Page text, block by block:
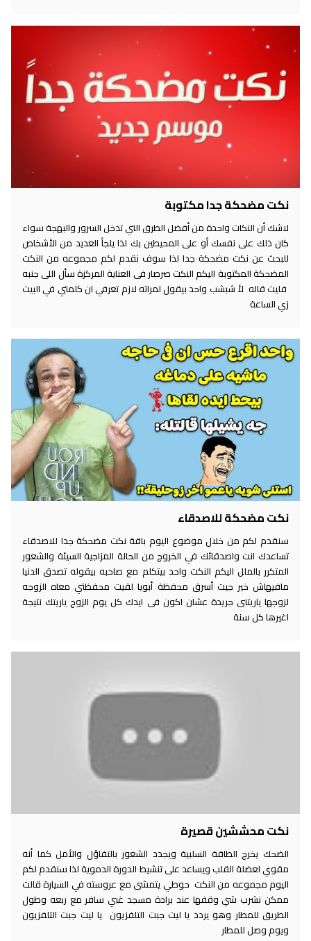
نكت مضحكة جدا مكتوبة
لاشك أن النكات واحدة من أفضل الطرق التي تدخل السرور والبهجة سواء
كان ذلك على نفسك أو على المحيطين بك لذا يلجأ العديد من الأشخاص
للبحث عن نكت مضحكة جدا لذا سوف نقدم لكم مجموعه من النكت
المضحكة المكتوبة اليكم النكت صرصار فى العناية المركزة سأل اللى جنبه
فليت قاله لأ شبشب واحد بيقول لمراته لازم تعرفي ان كلمتي في البيت
زي الساعة
نكت مضحكة للاصدقاء
سنقدم لكم من خلال موضوع اليوم باقة نكت مضحكة جدا للاصدقاء
تساعدك انت واصدقائك في الخروج من الحالة المزاجية السيئة والشعور
المتكرر بالملل اليكم النكت واحد بيتكلم مع صاحبه بيقوله تصدق الدنيا
مافيهاش خير جيت أسرق محفظة أبويا لقيت محفظتي معاه الزوجه
لزوجها ياريتنى جريدة عشان اكون فى ايدك كل يوم الزوج ياريتك نتيجة
اغيرها كل سنة
نكت محششين قصيرة
الضحك يخرج الطاقة السلبية ويجدد الشعور بالتفاؤل والأمل كما أنه
مقوي لعضلة القلب ويساعد على تنشيط الدورة الدموية لذا سنقدم لكم
اليوم مجموعه من النكت حوطي يتمشى مع عروسته في السيارة قالت
ممكن نشرب شي وقفها عند برادة مسجد غبي سافر مع ربعه وطول
الطريق للمطار وهو يردد يا ليت جبت التلفزيون يا ليت جبت التلفزيون
ويوم وصل للمطار